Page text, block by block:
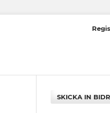
SKICKA IN